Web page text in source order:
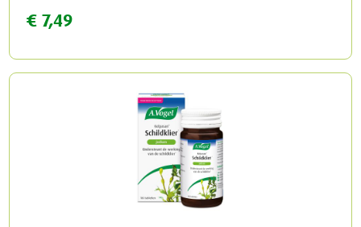
€ 7,49